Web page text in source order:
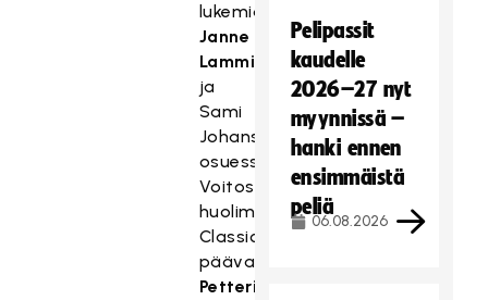
lukemia
Janne
Lammisen
ja
Sami
Johanssonin
osuessa.
Voitosta
huolimatta
Classicin
päävalmentaja
Petteri
Pelipassit
kaudelle
2026–27 nyt
myynnissä –
hanki ennen
ensimmäistä
peliä
06.08.2026